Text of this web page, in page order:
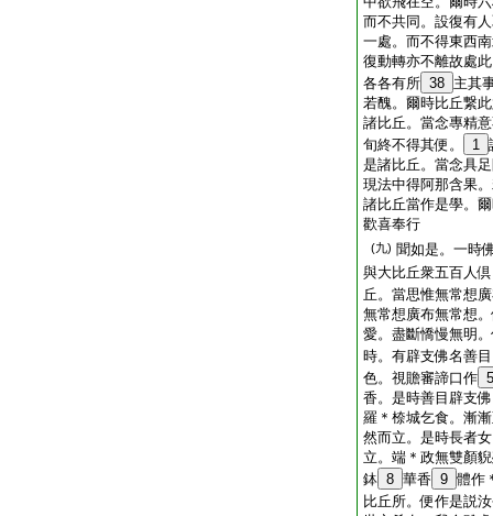
而不共同。設復有
一處。而不得東西
復動轉亦不離故處
各各有所 38 主其
若醜。爾時比丘繋
諸比丘。當念專精
旬終不得其便。
1
是諸比丘。當念具
現法中得阿那含果
諸比丘當作是學。
歡喜奉行
(九) 聞如是。一時
與大比丘衆五百人
丘。當思惟無常想
無常想廣布無常想
愛。盡斷憍慢無明
時。有辟支佛名善
色。視贍審諦口作 5
香。是時善目辟支
羅＊㮈城乞食。漸
然而立。是時長者
立。端＊政無雙顏
鉢 8 華香 9 體作
比丘所。便作是説